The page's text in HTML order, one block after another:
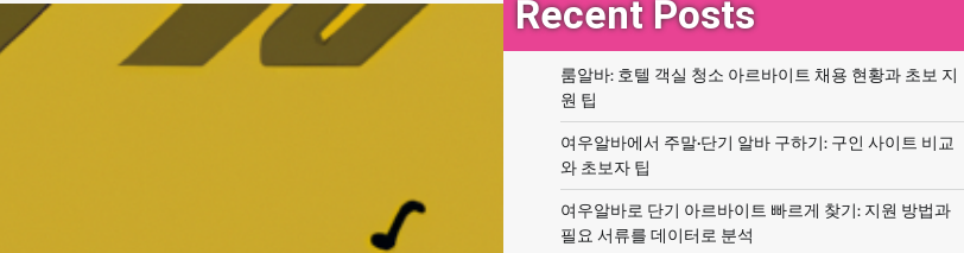
Recent Posts
룸알바: 호텔 객실 청소 아르바이트 채용 현황과 초보 지
원 팁
여우알바에서 주말·단기 알바 구하기: 구인 사이트 비교
와 초보자 팁
여우알바로 단기 아르바이트 빠르게 찾기: 지원 방법과
필요 서류를 데이터로 분석